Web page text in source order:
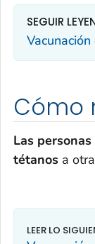
SEGUIR
Cómo
Las
tétanos a